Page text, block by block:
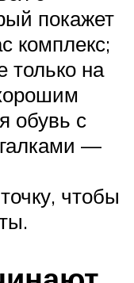
покажет
комплекс;
на
обувь с
—
чтобы